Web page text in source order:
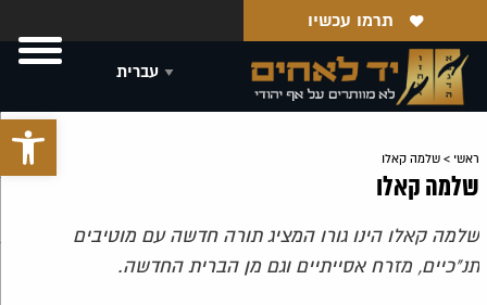
פתח
תרמו עכשיו
ראשי > שלמה קאלו
שלמה קאלו
שלמה קאלו הינו גורו המציג תורה חדשה עם מוטיבים
תנ"כיים, מזרח אסייתיים וגם מן הברית החדשה.